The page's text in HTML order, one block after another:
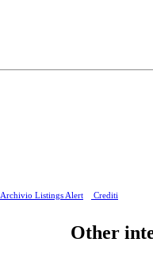
Archivio Listings Alert Crediti
Other